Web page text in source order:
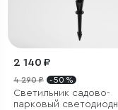
2 140 ₽
4 290 ₽ - 50 %
Светильник садово-
парковый